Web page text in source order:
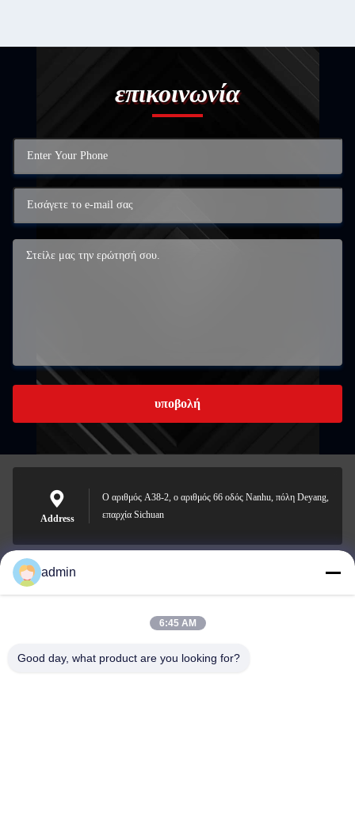
επικοινωνία
υποβολή
Address
Ο αριθμός A38-2, ο αριθμός 66 οδός Nanhu, πόλη Deyang,
επαρχία Sichuan
Nero@enlaibio.com
admin
6:45 AM
Good day, what product are you looking for?